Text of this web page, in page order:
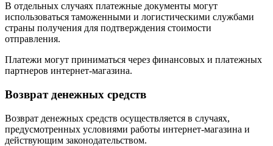
В отдельных случаях платежные документы могут
использоваться таможенными и логистическими службами
страны получения для подтверждения стоимости
отправления.
Платежи могут приниматься через финансовых и платежных
партнеров интернет-магазина.
Возврат денежных средств
Возврат денежных средств осуществляется в случаях,
предусмотренных условиями работы интернет-магазина и
действующим законодательством.